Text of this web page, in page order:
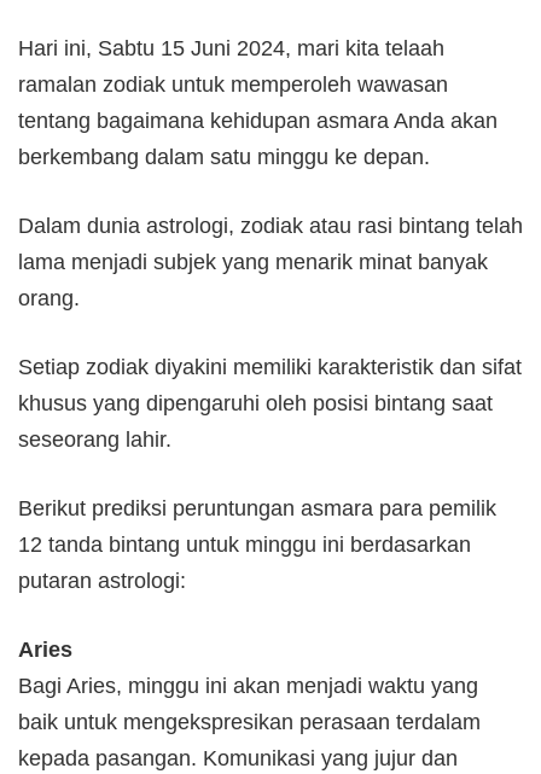
Hari ini, Sabtu 15 Juni 2024, mari kita telaah
ramalan zodiak untuk memperoleh wawasan
tentang bagaimana kehidupan asmara Anda akan
berkembang dalam satu minggu ke depan.
Dalam dunia astrologi, zodiak atau rasi bintang telah
lama menjadi subjek yang menarik minat banyak
orang.
Setiap zodiak diyakini memiliki karakteristik dan sifat
khusus yang dipengaruhi oleh posisi bintang saat
seseorang lahir.
Berikut prediksi peruntungan asmara para pemilik
12 tanda bintang untuk minggu ini berdasarkan
putaran astrologi:
Aries
Bagi Aries, minggu ini akan menjadi waktu yang
baik untuk mengekspresikan perasaan terdalam
kepada pasangan. Komunikasi yang jujur ​​dan